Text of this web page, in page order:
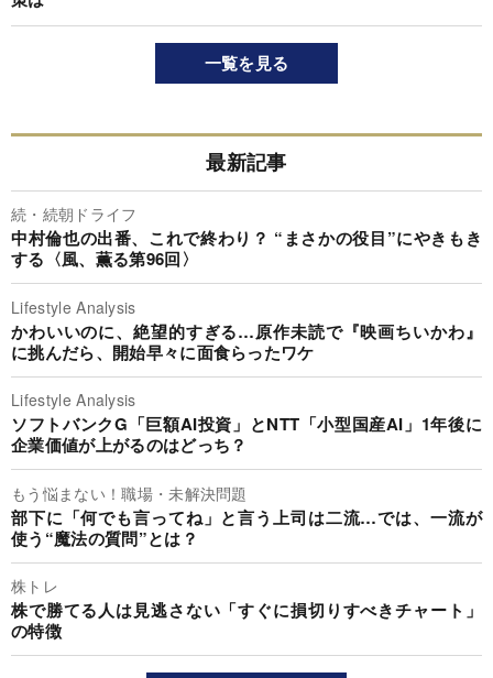
一覧を見る
最新記事
続・続朝ドライフ
中村倫也の出番、これで終わり？ “まさかの役目”にやきもき
する〈風、薫る第96回〉
Lifestyle Analysis
かわいいのに、絶望的すぎる…原作未読で『映画ちいかわ』
に挑んだら、開始早々に面食らったワケ
Lifestyle Analysis
ソフトバンクG「巨額AI投資」とNTT「小型国産AI」1年後に
企業価値が上がるのはどっち？
もう悩まない！職場・未解決問題
部下に「何でも言ってね」と言う上司は二流…では、一流が
使う“魔法の質問”とは？
株トレ
株で勝てる人は見逃さない「すぐに損切りすべきチャート」
の特徴